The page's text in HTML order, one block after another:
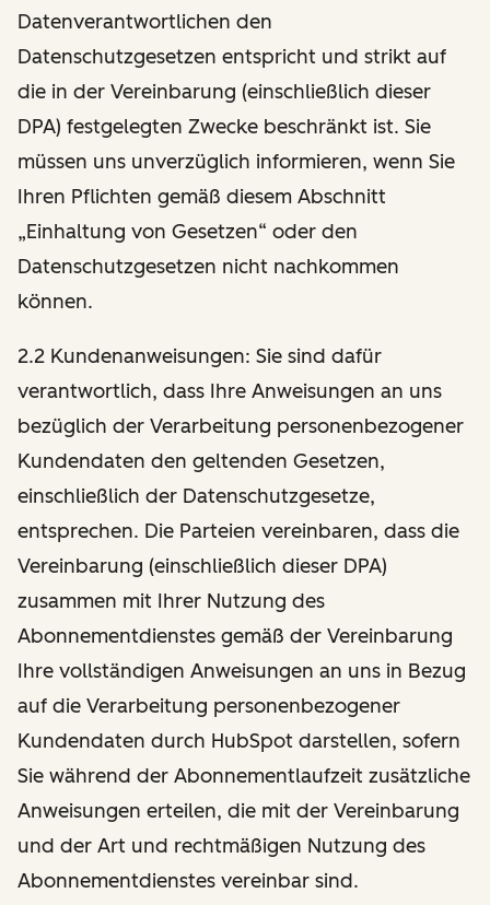
Datenverantwortlichen den
Datenschutzgesetzen entspricht und strikt auf
die in der Vereinbarung (einschließlich dieser
DPA) festgelegten Zwecke beschränkt ist. Sie
müssen uns unverzüglich informieren, wenn Sie
Ihren Pflichten gemäß diesem Abschnitt
„Einhaltung von Gesetzen“ oder den
Datenschutzgesetzen nicht nachkommen
können.
2.2 Kundenanweisungen: Sie sind dafür
verantwortlich, dass Ihre Anweisungen an uns
bezüglich der Verarbeitung personenbezogener
Kundendaten den geltenden Gesetzen,
einschließlich der Datenschutzgesetze,
entsprechen. Die Parteien vereinbaren, dass die
Vereinbarung (einschließlich dieser DPA)
zusammen mit Ihrer Nutzung des
Abonnementdienstes gemäß der Vereinbarung
Ihre vollständigen Anweisungen an uns in Bezug
auf die Verarbeitung personenbezogener
Kundendaten durch HubSpot darstellen, sofern
Sie während der Abonnementlaufzeit zusätzliche
Anweisungen erteilen, die mit der Vereinbarung
und der Art und rechtmäßigen Nutzung des
Abonnementdienstes vereinbar sind.